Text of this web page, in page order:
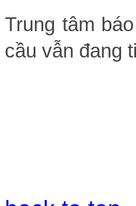
Trung tâm
cầu vẫn đang